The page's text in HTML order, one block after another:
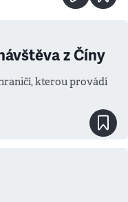
z Číny
kterou provádí